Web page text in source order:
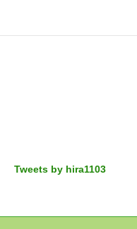
Tweets by hira1103